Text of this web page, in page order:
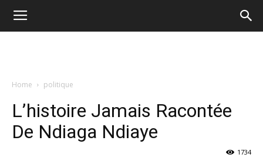
Home politique
L’histoire Jamais Racontée
De Ndiaga Ndiaye
1734